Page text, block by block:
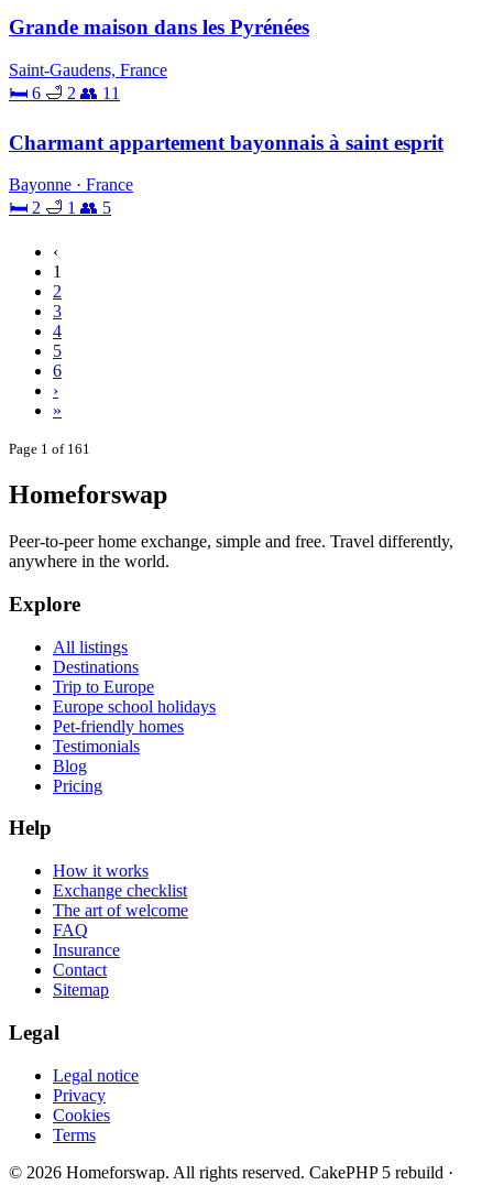
Grande maison dans les Pyrénées
Saint-Gaudens, France
🛏 6 🛁 2 👥 11
Charmant appartement bayonnais à saint esprit
Bayonne · France
🛏 2 🛁 1 👥 5
‹
1
2
3
4
5
6
›
»
Page 1 of 161
Homeforswap
Peer-to-peer home exchange, simple and free. Travel differently,
anywhere in the world.
Explore
All listings
Destinations
Trip to Europe
Europe school holidays
Pet-friendly homes
Testimonials
Blog
Pricing
Help
How it works
Exchange checklist
The art of welcome
FAQ
Insurance
Contact
Sitemap
Legal
Legal notice
Privacy
Cookies
Terms
© 2026 Homeforswap. All rights reserved. CakePHP 5 rebuild ·